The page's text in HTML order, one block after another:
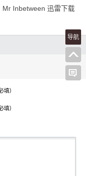
Mr Inbetween 迅雷下载
填）
填）
导航